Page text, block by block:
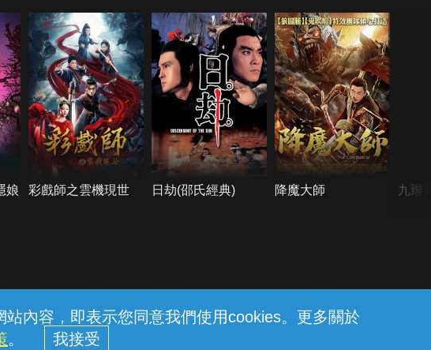
內容，即表示您同意我們使用cookies。更多關於
。
娘 彩戲師之雲機現世 日劫(邵氏經典) 降魔大師 九辮
© 2026